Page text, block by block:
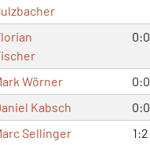
0:0
Wörner 0:0
Kabsch 0:0
Sellinger 1:2